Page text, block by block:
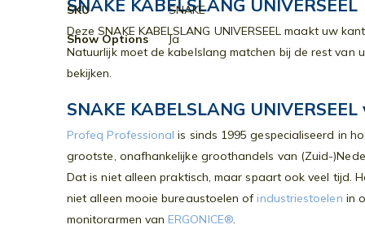
de
afbeeldingen-
gallerij
SNAKE KABELSLANG UNIVERSEEL
Deze SNAKE KABELSLANG UNIVERSEEL maakt uw
Natuurlijk moet de kabelslang matchen bij de rest van
bekijken.
SNAKE KABELSLANG
Profeq Professional is sinds 1995 gespecialiseerd in
grootste, onafhankelijke groothandels van (Zuid-
Dat is niet alleen praktisch, maar spaart ook veel tijd.
niet alleen mooie bureaustoelen of industriestoelen in
monitorarmen van ERGONICE®.
Meer
informatie
SKU
SNAKE
Show Options
Ja